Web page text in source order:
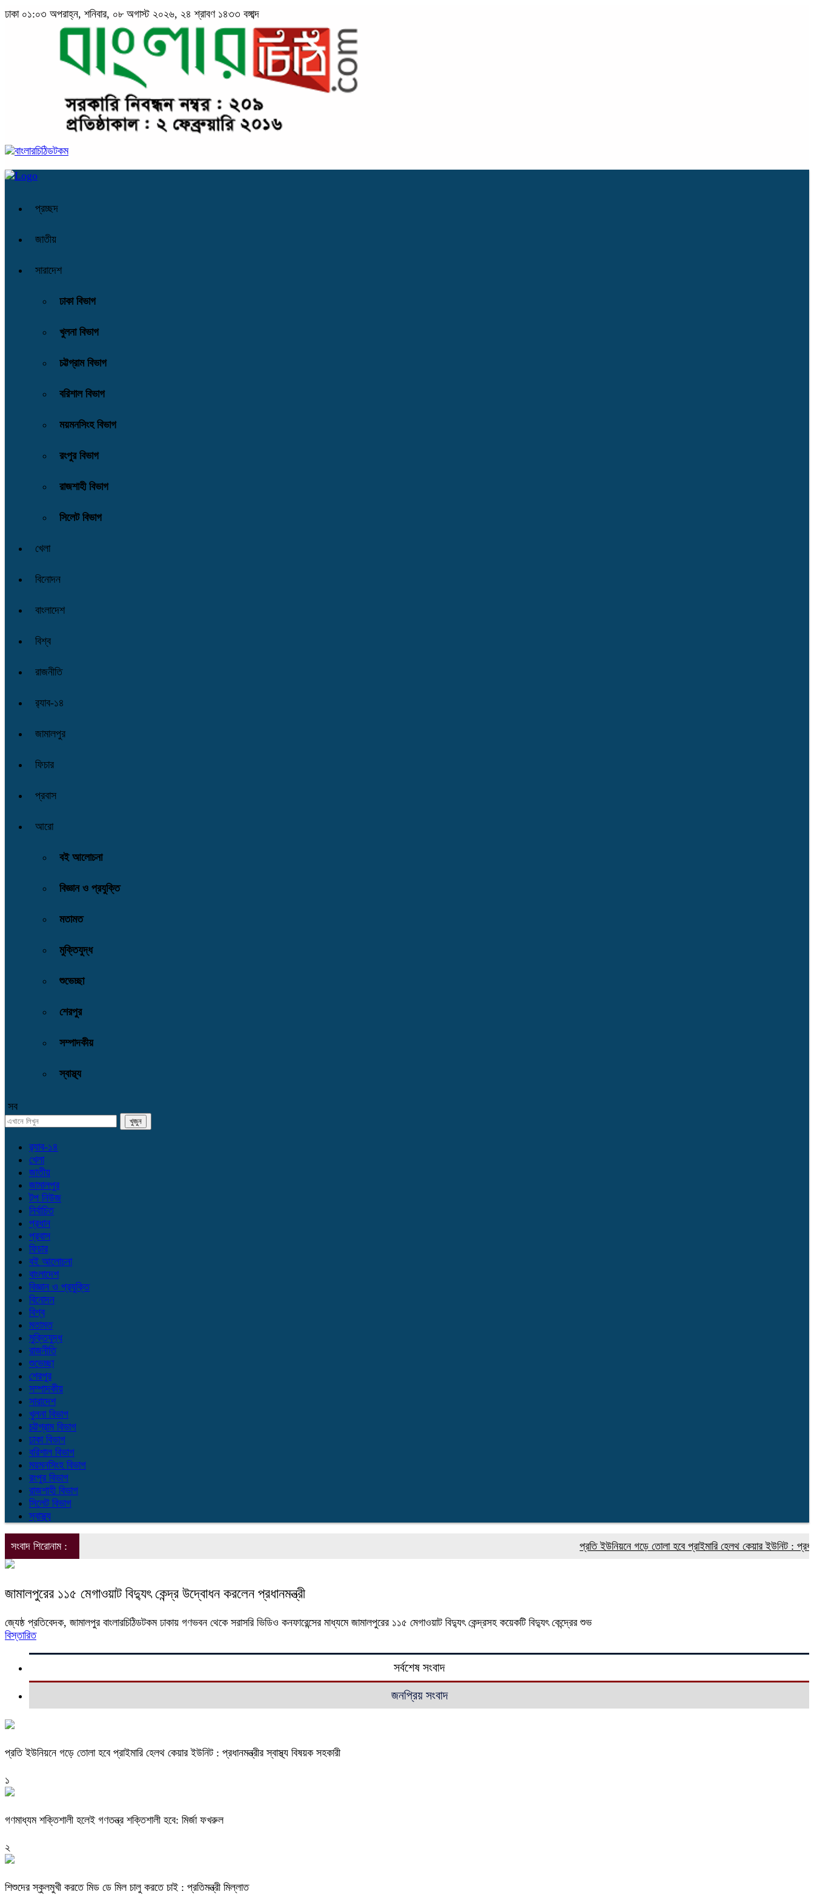
ঢাকা ০১:০৩ অপরাহ্ন, শনিবার, ০৮ অগাস্ট ২০২৬, ২৪ শ্রাবণ ১৪৩৩ বঙ্গাব্দ
প্রচ্ছদ
জাতীয়
সারাদেশ
ঢাকা বিভাগ
খুলনা বিভাগ
চট্টগ্রাম বিভাগ
বরিশাল বিভাগ
ময়মনসিংহ বিভাগ
রংপুর বিভাগ
রাজশাহী বিভাগ
সিলেট বিভাগ
খেলা
বিনোদন
বাংলাদেশ
বিশ্ব
রাজনীতি
র‌্যাব-১৪
জামালপুর
ফিচার
প্রবাস
আরো
বই আলোচনা
বিজ্ঞান ও প্রযুক্তি
মতামত
মুক্তিযুদ্ধ
শুভেচ্ছা
শেরপুর
সম্পাদকীয়
স্বাস্থ্য
সব
র‌্যাব-১৪
খেলা
জাতীয়
জামালপুর
টপ নিউজ
নির্বাচিত
প্রধান
প্রবাস
ফিচার
বই আলোচনা
বাংলাদেশ
বিজ্ঞান ও প্রযুক্তি
বিনোদন
বিশ্ব
মতামত
মুক্তিযুদ্ধ
রাজনীতি
শুভেচ্ছা
শেরপুর
সম্পাদকীয়
সারাদেশ
খুলনা বিভাগ
চট্টগ্রাম বিভাগ
ঢাকা বিভাগ
বরিশাল বিভাগ
ময়মনসিংহ বিভাগ
রংপুর বিভাগ
রাজশাহী বিভাগ
সিলেট বিভাগ
স্বাস্থ্য
সংবাদ শিরোনাম : প্রতি ইউনিয়নে গড়ে তোলা হবে প্রাইমারি হেলথ কেয়ার ইউনিট : প্রধানমন্ত্রীর
জামালপুরের ১১৫ মেগাওয়াট বিদ্যুৎ কেন্দ্র উদ্বোধন করলেন প্রধানমন্ত্রী
জ্যেষ্ঠ প্রতিবেদক, জামালপুর বাংলারচিঠিডটকম ঢাকায় গণভবন থেকে সরাসরি ভিডিও কনফারেন্সের মাধ্যমে জামালপুরের ১১৫ মেগাওয়াট বিদ্যুৎ কেন্দ্রসহ কয়েকটি বিদ্যুৎ কেন্দ্রের শুভ
বিস্তারিত
সর্বশেষ সংবাদ
জনপ্রিয় সংবাদ
প্রতি ইউনিয়নে গড়ে তোলা হবে প্রাইমারি হেলথ কেয়ার ইউনিট : প্রধানমন্ত্রীর স্বাস্থ্য বিষয়ক সহকারী
১
গণমাধ্যম শক্তিশালী হলেই গণতন্ত্র শক্তিশালী হবে: মির্জা ফখরুল
২
শিশুদের স্কুলমুখী করতে মিড ডে মিল চালু করতে চাই : প্রতিমন্ত্রী মিল্লাত